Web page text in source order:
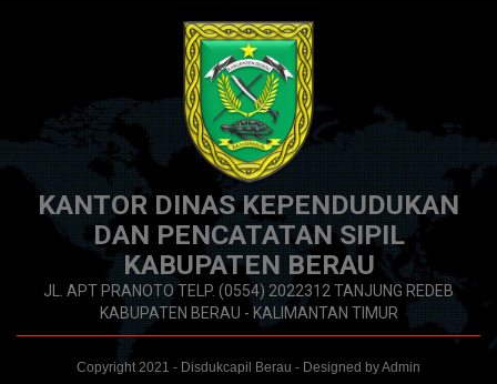
KANTOR DINAS KEPENDUDUKAN
DAN PENCATATAN SIPIL
KABUPATEN BERAU
JL. APT PRANOTO TELP. (0554) 2022312 TANJUNG REDEB
KABUPATEN BERAU - KALIMANTAN TIMUR
Copyright 2021 - Disdukcapil Berau - Designed by Admin